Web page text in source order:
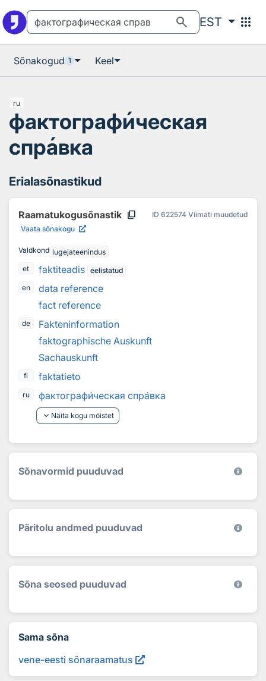
search EST apps
Sõnakogud 1 Keel
ru
фактографическая
справка
Erialasõnastikud
Raamatukogusõnastik content_copy ID 622574 Viimati muudetud
Vaata sõnakogu
Valdkond lugejateenindus
et
faktiteadis eelistatud
en
data reference
fact reference
de
Fakteninformation
faktographische Auskunft
Sachauskunft
fi faktatieto
ru фактографическая справка
keyboard_arrow_down Näita kogu mõistet
Sõnavormid puuduvad
Päritolu andmed puuduvad
Sõna seosed puuduvad
Sama sõna
vene-eesti sõnaraamatus